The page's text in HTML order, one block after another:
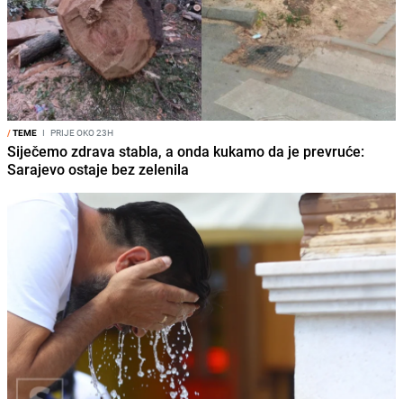
/TEME I PRIJE OKO 23H
Siječemo zdrava stabla, a onda kukamo da je prevruće:
Sarajevo ostaje bez zelenila